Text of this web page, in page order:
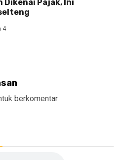
Dikenai Pajak, Ini
4
berkomentar.